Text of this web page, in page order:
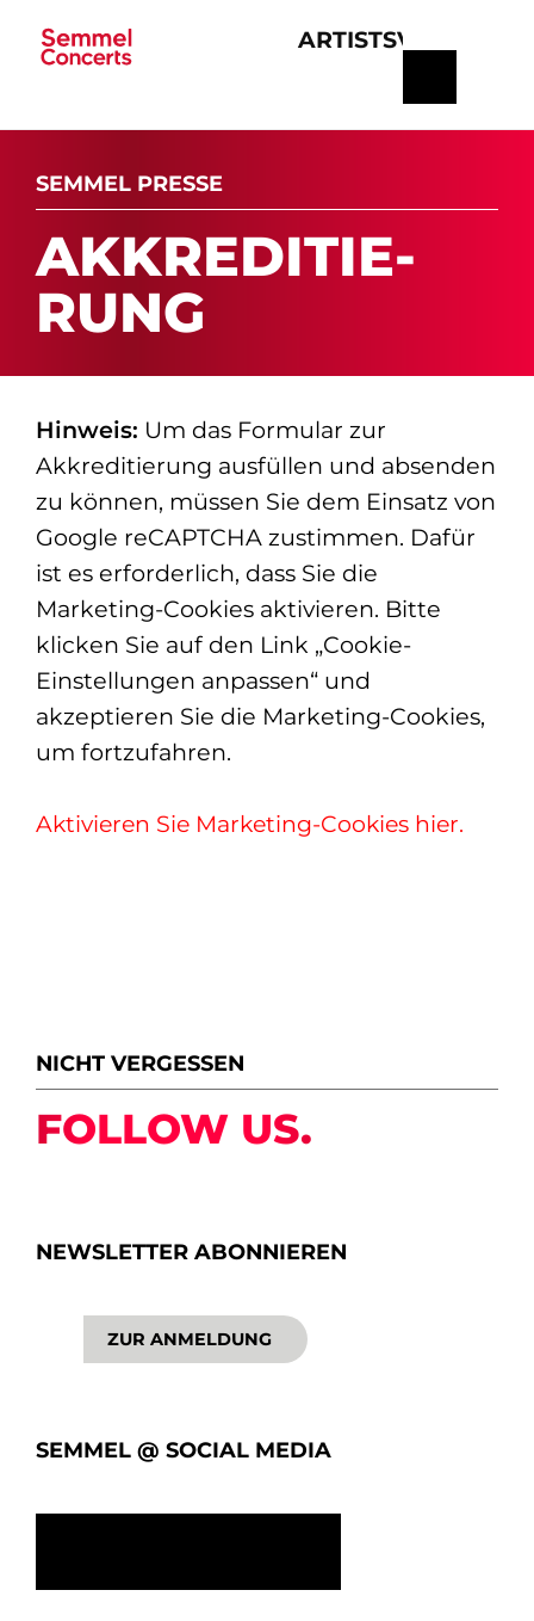
ARTISTS
SEMMEL PRESSE
AK­K­RE­DI­TIE­
RUNG
Hinweis: Um das Formular zur
Akkreditierung ausfüllen und absenden
zu können, müssen Sie dem Einsatz von
Google reCAPTCHA zustimmen. Dafür
ist es erforderlich, dass Sie die
Marketing-Cookies aktivieren. Bitte
klicken Sie auf den Link „Cookie-
Einstellungen anpassen“ und
akzeptieren Sie die Marketing-Cookies,
um fortzufahren.
Aktivieren Sie Marketing-Cookies hier.
NICHT VERGESSEN
FOLLOW US.
NEWSLETTER ABONNIEREN
ZUR ANMELDUNG
SEMMEL @ SOCIAL MEDIA